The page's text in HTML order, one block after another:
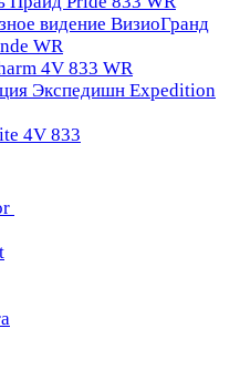
видение ВизиоГранд
WR
4V 833 WR
Экспедишн Expedition
4V 833